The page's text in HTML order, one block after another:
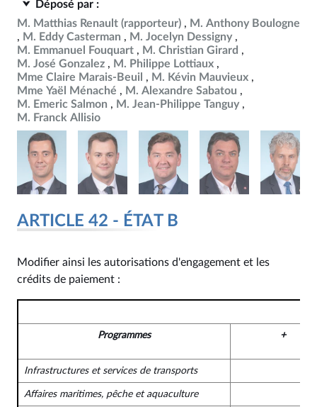
Déposé par :
M. Matthias Renault (rapporteur)
M. Anthony Boulogne
M. Eddy Casterman
M. Jocelyn Dessigny
M. Emmanuel Fouquart
M. Christian Girard
M. José Gonzalez
M. Philippe Lottiaux
Mme Claire Marais-Beuil
M. Kévin Mauvieux
Mme Yaël Ménaché
M. Alexandre Sabatou
M. Emeric Salmon
M. Jean-Philippe Tanguy
M. Franck Allisio
ARTICLE 42 - ÉTAT B
Modifier ainsi les autorisations d'engagement et les
crédits de paiement :
Programmes +
Infrastructures et services de transports
Affaires maritimes, pêche et aquaculture